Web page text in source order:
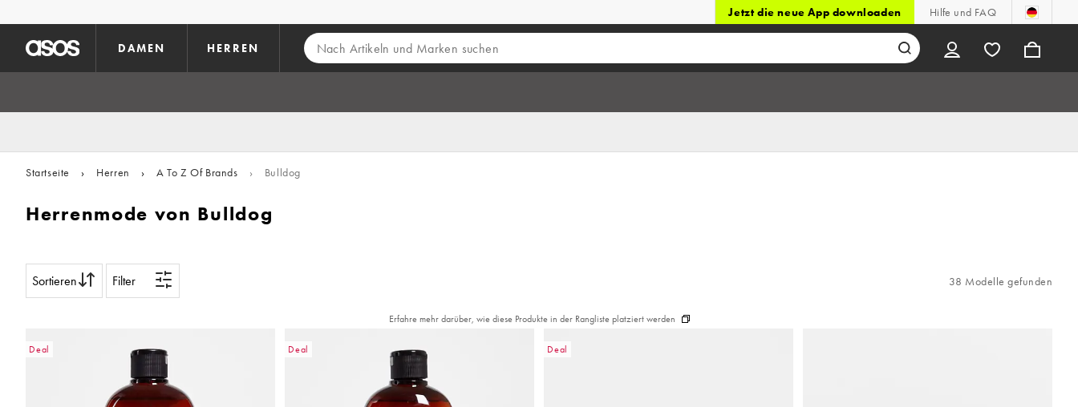
Jetzt die neue App downloaden Hilfe und FAQ
DAMEN HERREN
Startseite › Herren › A To Z Of Brands › Bulldog
Herrenmode von Bulldog
Sortieren Filter 38 Modelle gefunden
Erfahre mehr darüber, wie diese Produkte in der Rangliste platziert werden
Deal Deal Deal